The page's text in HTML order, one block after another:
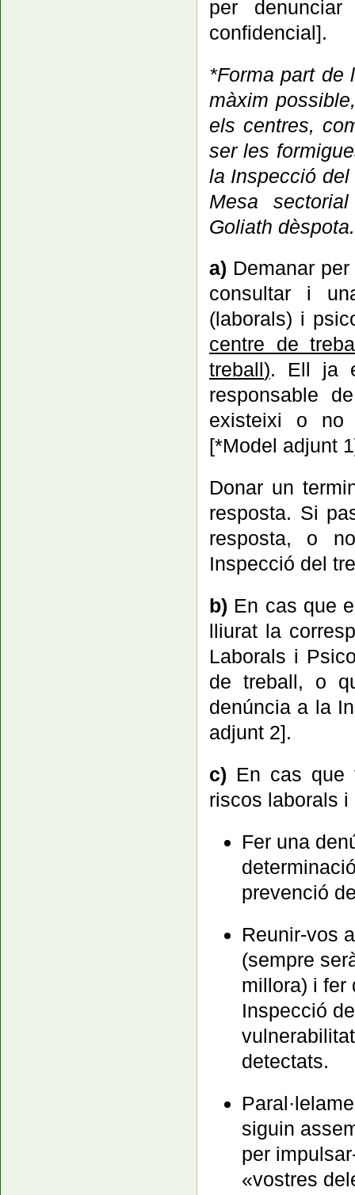
per
confidencial].
*Forma part de
màxim
els centres,
ser les
la Inspecció
Mesa
Goliath dèspota.
a) Demanar
consultar i
(laborals) i
centre de
treball). Ell ja
responsable
existeixi o no
[*Model adjunt
Donar un
resposta. Si
resposta, o
Inspecció del
b) En cas que
lliurat la
Laborals i
de treball, o
denúncia a la
adjunt 2].
c) En cas que
riscos laborals
Fer una
prevenció
Reunir-vos
(sempre
millora) i fer
Inspecció
detectats.
siguin
per
«vostres